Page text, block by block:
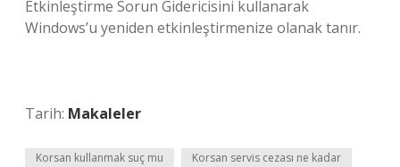
Etkinleştirme Sorun Gidericisini kullanarak
Windows’u yeniden etkinleştirmenize olanak tanır.
Tarih: Makaleler
Korsan kullanmak suç mu Korsan servis cezası ne kadar